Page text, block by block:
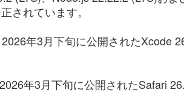
されています。
2026年3月下旬に公開されたXcode
2026年3月下旬に公開されたSafari